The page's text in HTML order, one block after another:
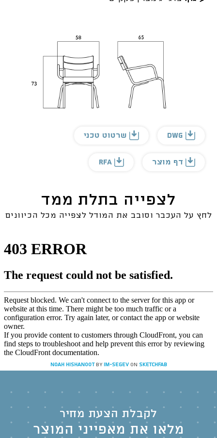
DWG שרטוט טכני
דף מוצר RFA
לצפייה בתלת ממד
לחץ על העכבר וסובב את המודל לצפייה מכל הכיוונים
Noah Hishanoot by IM-SEGEV on Sketchfab
לקבלת הצעת מחיר
מלאו את מאפייני המוצר